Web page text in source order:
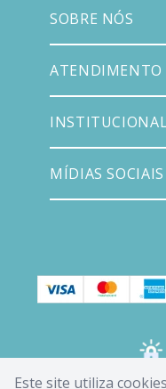
Este site utiliza
SOBRE NÓS
ATENDIMENTO
MÍDIAS SOCIAIS